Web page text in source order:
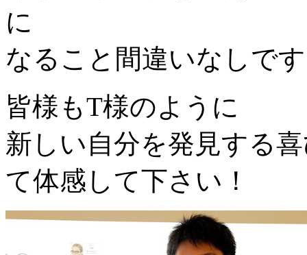
に
なること間違いなしで
皆様もT様のように
新しい自分を発見する
て体感して下さい！